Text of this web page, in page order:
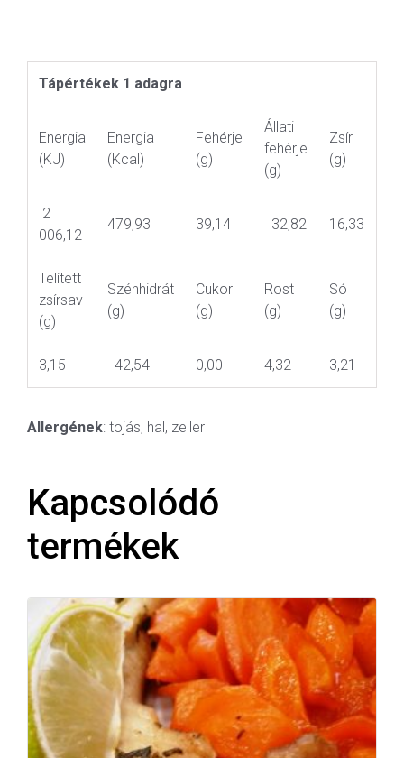
Tápértékek 1 adagra
Energia
(KJ)
Energia
(Kcal)
Fehérje
(g)
Állati
fehérje
(g)
Zsír
(g)
2
006,12
479,93 39,14 32,82 16,33
Telített
zsírsav
(g)
Szénhidrát
(g)
Cukor
(g)
Rost
(g)
Só
(g)
3,15 42,54 0,00 4,32 3,21
Allergének: tojás, hal, zeller
Kapcsolódó
termékek